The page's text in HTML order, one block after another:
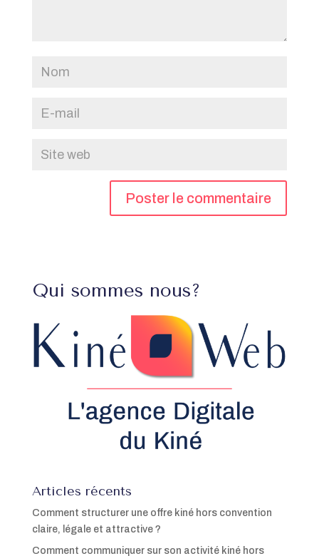
Qui sommes nous?
Articles récents
Comment structurer une offre kiné hors convention
claire, légale et attractive ?
Comment communiquer sur son activité kiné hors